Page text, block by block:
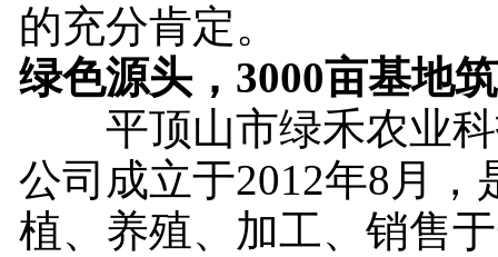
的充分肯定。
绿色源头，3000亩基地
平顶山市绿禾农业科
公司成立于2012年8月，
植、养殖、加工、销售